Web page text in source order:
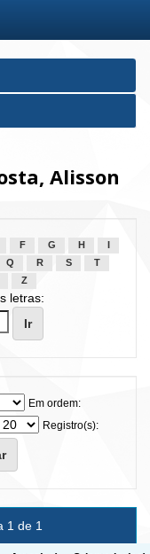
Alisson
F G H
Q R S
T
Z
letras:
Em ordem:
Registro(s):
1 de 1